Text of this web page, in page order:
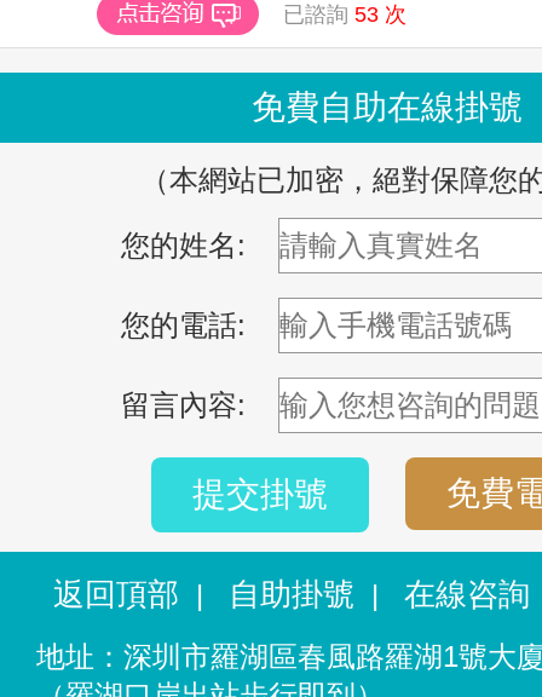
已諮詢 53 次
免費自助在線掛號
（本網站已加密，絕對保障您
您的姓名:
您的電話:
留言內容:
提交掛號 免費
返回頂部 | 自助掛號 | 在線咨詢
地址：深圳市羅湖區春風路羅湖1號大